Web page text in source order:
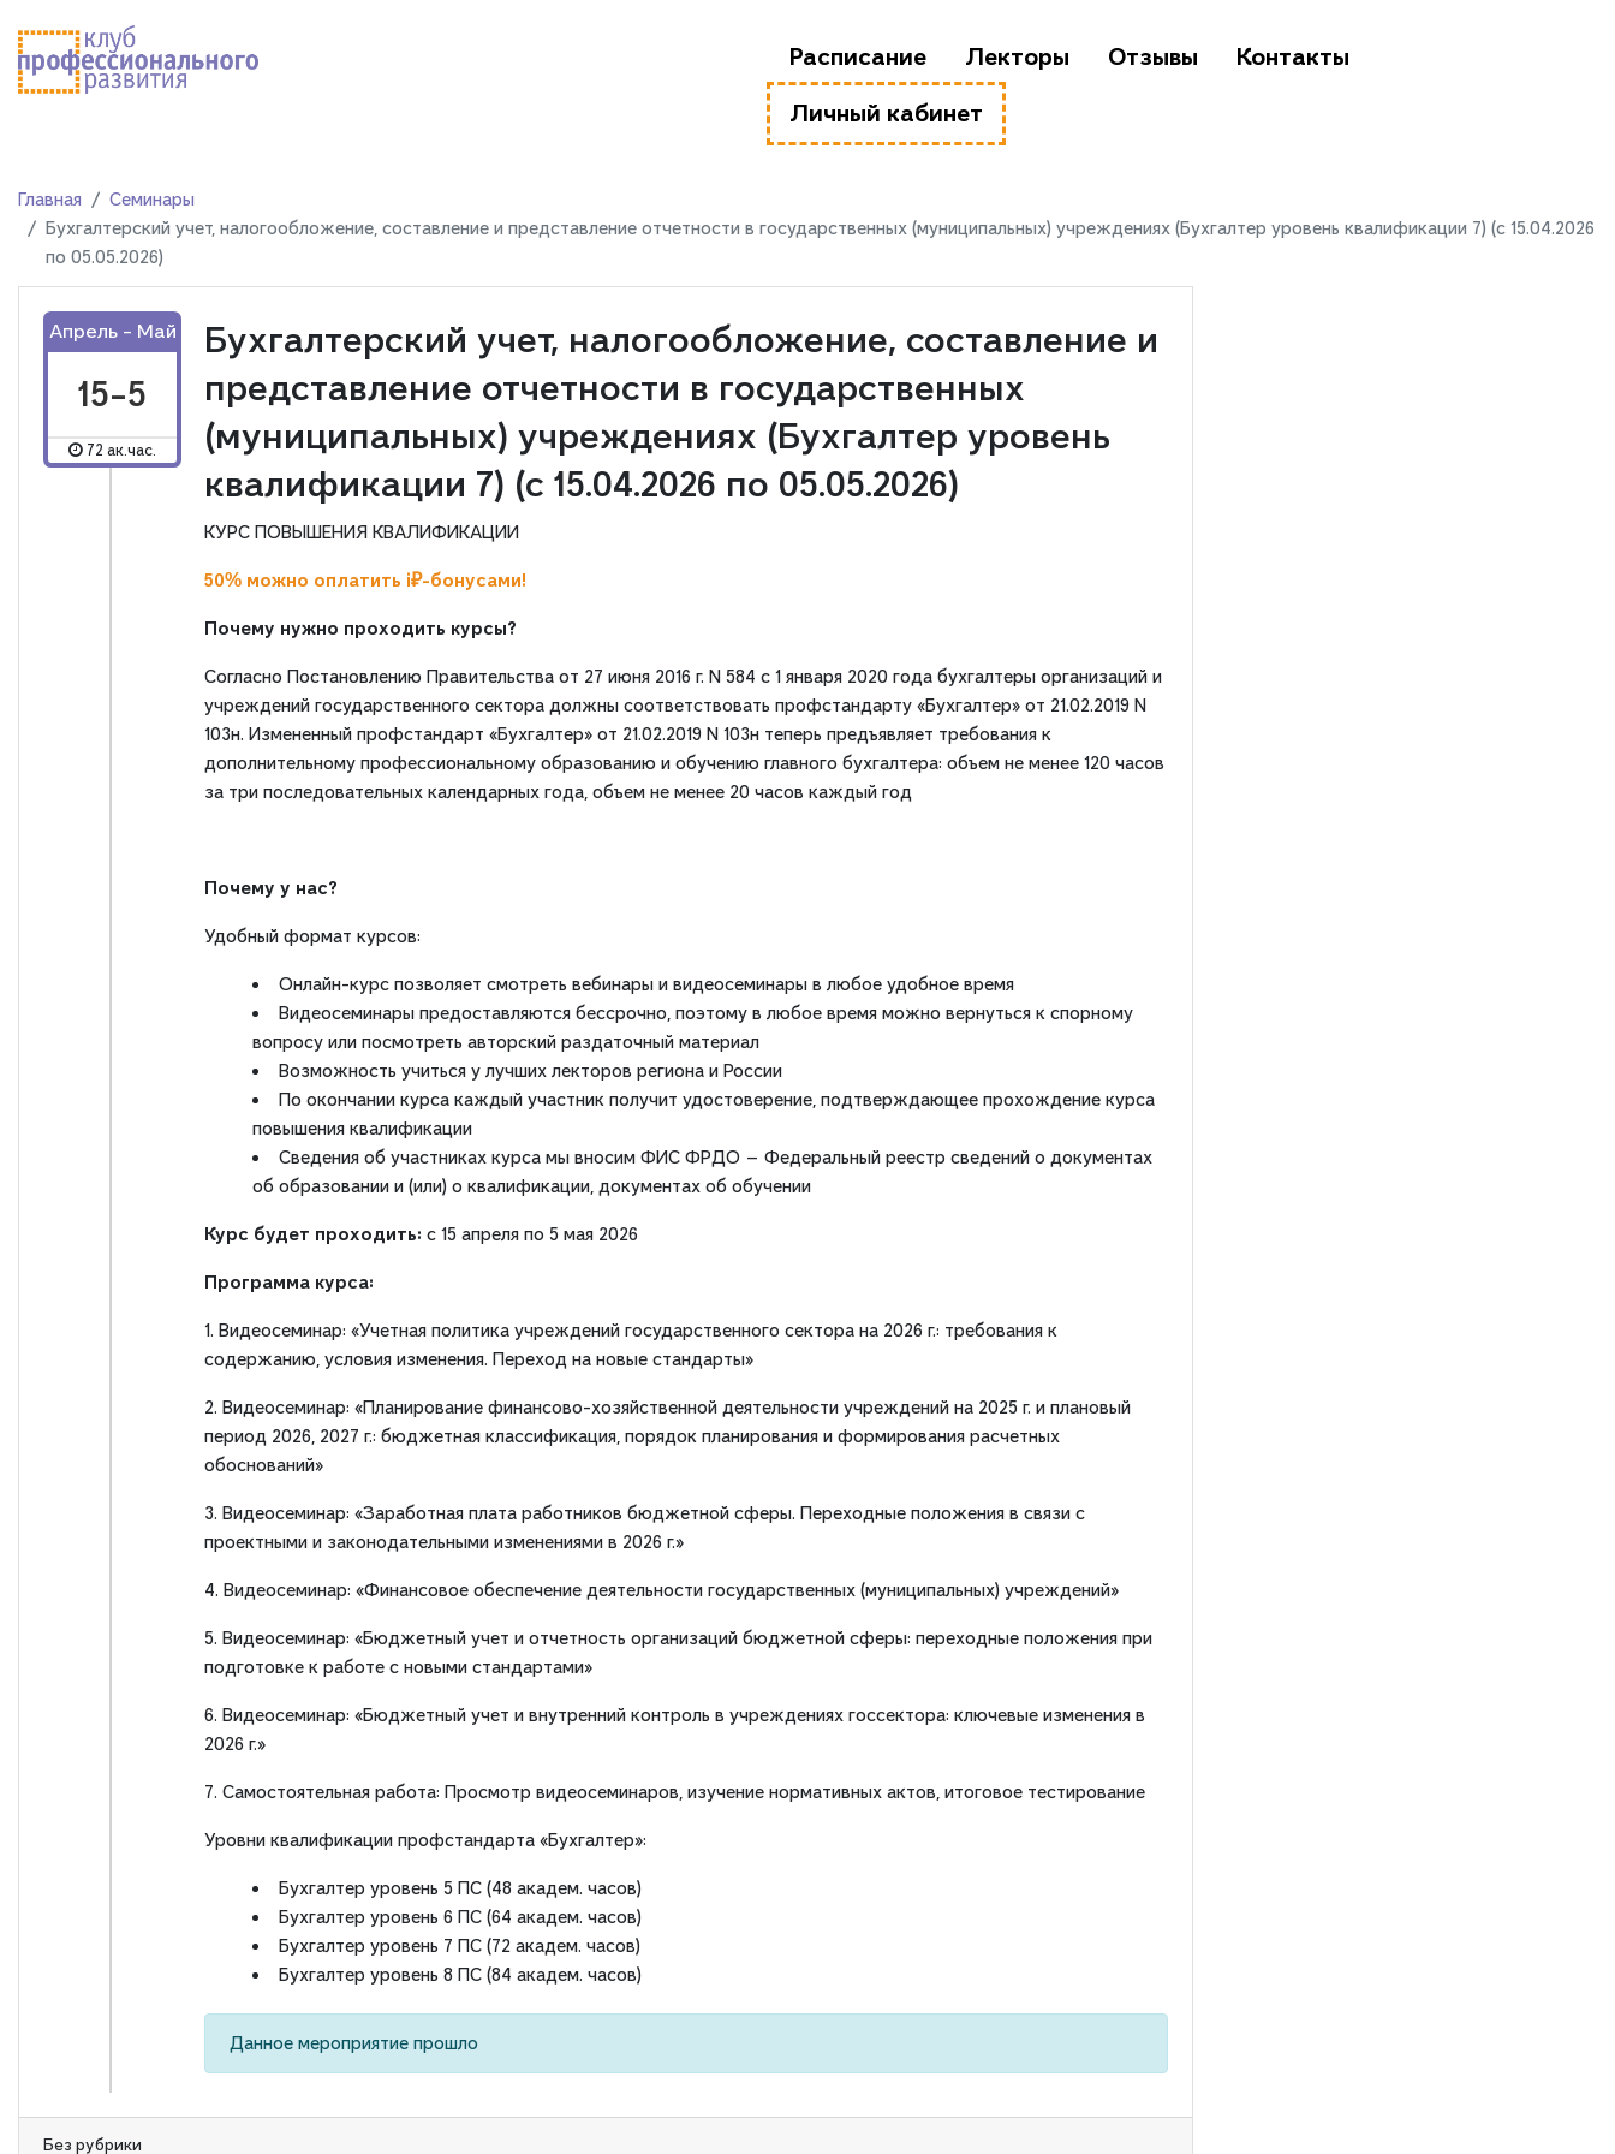
Расписание Лекторы Отзывы Контакты
Личный кабинет
Главная
Семинары
Бухгалтерский учет, налогообложение, составление и представление отчетности в государственных (муниципальных) учреждениях (Бухгалтер уровень квалификации 7) (с 15.04.2026
по 05.05.2026)
Апрель - Май
15-5
72 ак.час.
Бухгалтерский учет, налогообложение, составление и
представление отчетности в государственных
(муниципальных) учреждениях (Бухгалтер уровень
квалификации 7) (с 15.04.2026 по 05.05.2026)
КУРС ПОВЫШЕНИЯ КВАЛИФИКАЦИИ
50% можно оплатить i₽-бонусами!
Почему нужно проходить курсы?
Согласно Постановлению Правительства от 27 июня 2016 г. N 584 с 1 января 2020 года бухгалтеры организаций и
учреждений государственного сектора должны соответствовать профстандарту «Бухгалтер» от 21.02.2019 N
103н. Измененный профстандарт «Бухгалтер» от 21.02.2019 N 103н теперь предъявляет требования к
дополнительному профессиональному образованию и обучению главного бухгалтера: объем не менее 120 часов
за три последовательных календарных года, объем не менее 20 часов каждый год
Почему у нас?
Удобный формат курсов:
Онлайн-курс позволяет смотреть вебинары и видеосеминары в любое удобное время
Видеосеминары предоставляются бессрочно, поэтому в любое время можно вернуться к спорному
вопросу или посмотреть авторский раздаточный материал
Возможность учиться у лучших лекторов региона и России
По окончании курса каждый участник получит удостоверение, подтверждающее прохождение курса
повышения квалификации
Сведения об участниках курса мы вносим ФИС ФРДО — Федеральный реестр сведений о документах
об образовании и (или) о квалификации, документах об обучении
Курс будет проходить: с 15 апреля по 5 мая 2026
Программа курса:
1. Видеосеминар: «Учетная политика учреждений государственного сектора на 2026 г.: требования к
содержанию, условия изменения. Переход на новые стандарты»
2. Видеосеминар: «Планирование финансово-хозяйственной деятельности учреждений на 2025 г. и плановый
период 2026, 2027 г.: бюджетная классификация, порядок планирования и формирования расчетных
обоснований»
3. Видеосеминар: «Заработная плата работников бюджетной сферы. Переходные положения в связи с
проектными и законодательными изменениями в 2026 г.»
4. Видеосеминар: «Финансовое обеспечение деятельности государственных (муниципальных) учреждений»
5. Видеосеминар: «Бюджетный учет и отчетность организаций бюджетной сферы: переходные положения при
подготовке к работе с новыми стандартами»
6. Видеосеминар: «Бюджетный учет и внутренний контроль в учреждениях госсектора: ключевые изменения в
2026 г.»
7. Самостоятельная работа: Просмотр видеосеминаров, изучение нормативных актов, итоговое тестирование
Уровни квалификации профстандарта «Бухгалтер»:
Бухгалтер уровень 5 ПС (48 академ. часов)
Бухгалтер уровень 6 ПС (64 академ. часов)
Бухгалтер уровень 7 ПС (72 академ. часов)
Бухгалтер уровень 8 ПС (84 академ. часов)
Данное мероприятие прошло
Без рубрики